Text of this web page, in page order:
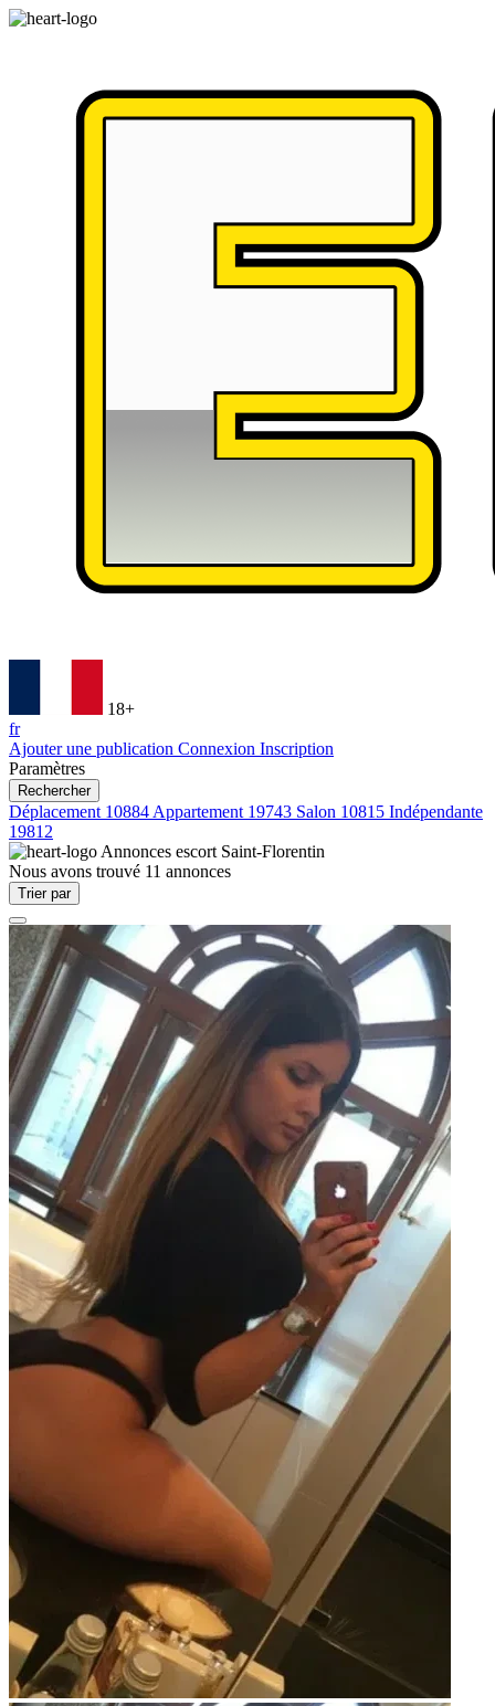
18+
fr
Ajouter une publication Connexion Inscription
Paramètres
Rechercher
Déplacement 10884 Appartement 19743 Salon 10815 Indépendante
19812
Annonces escort Saint-Florentin
Nous avons trouvé 11 annonces
Trier par